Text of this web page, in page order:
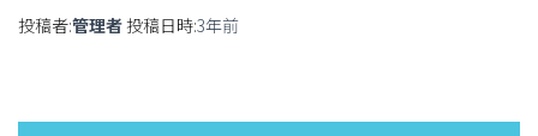
投稿者:管理者投稿日時:3年前